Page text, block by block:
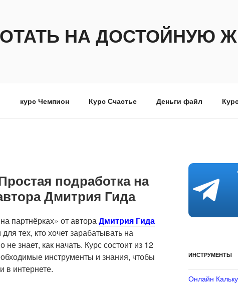
НА ДОСТОЙНУЮ
курс Чемпион Курс Счастье Деньги файл
подработка на
Дмитрия Гида
партнёрках» от автораДмитрия Гида
тех, кто хочет зарабатывать на
знает, как начать. Курс состоит из 12
инструменты и знания, чтобы
в интернете.
ИНСТРУМЕНТЫ
Онлайн